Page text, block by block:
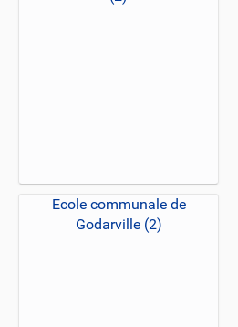
Ecole communale de
Godarville (2)